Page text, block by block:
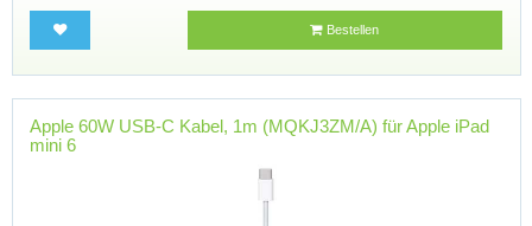
Bestellen
Apple 60W USB-C Kabel, 1m (MQKJ3ZM/A) für Apple iPad
mini 6